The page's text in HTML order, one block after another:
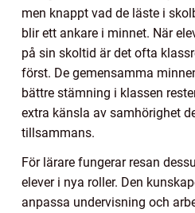
men knappt vad de läste i
blir ett ankare i minnet. När
på sin skoltid är det ofta
först. De gemensamma
bättre stämning i klassen
extra känsla av samhörighet
tillsammans.
För lärare fungerar resan
elever i nya roller. Den
anpassa undervisning och